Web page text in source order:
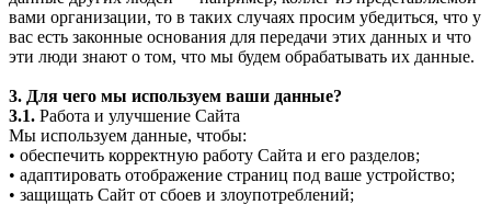
вами организации, то в таких случаях просим убедиться, что у
вас есть законные основания для передачи этих данных и что
эти люди знают о том, что мы будем обрабатывать их данные.
3. Для чего мы используем ваши данные?
3.1. Работа и улучшение Сайта
Мы используем данные, чтобы:
• обеспечить корректную работу Сайта и его разделов;
• адаптировать отображение страниц под ваше устройство;
• защищать Сайт от сбоев и злоупотреблений;